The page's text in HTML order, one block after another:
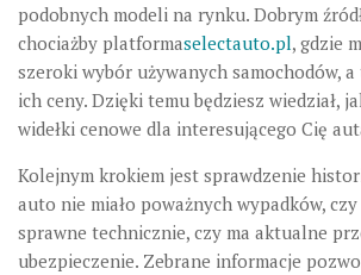
podobnych modeli na rynku. Dobrym
chociażby platformaselectauto.pl, gdzie
szeroki wybór używanych samochodów,
ich ceny. Dzięki temu będziesz wiedział,
widełki cenowe dla interesującego Cię
Kolejnym krokiem jest sprawdzenie
auto nie miało poważnych wypadków,
sprawne technicznie, czy ma aktualne
ubezpieczenie. Zebrane informacje